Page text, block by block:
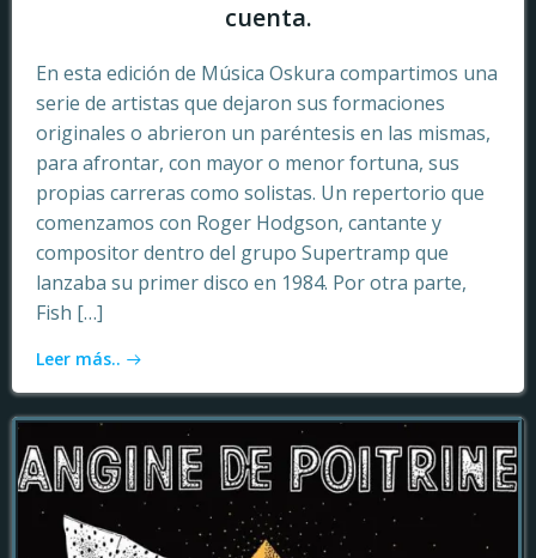
cuenta.
En esta edición de Música Oskura compartimos una
serie de artistas que dejaron sus formaciones
originales o abrieron un paréntesis en las mismas,
para afrontar, con mayor o menor fortuna, sus
propias carreras como solistas. Un repertorio que
comenzamos con Roger Hodgson, cantante y
compositor dentro del grupo Supertramp que
lanzaba su primer disco en 1984. Por otra parte,
Fish […]
Leer más..